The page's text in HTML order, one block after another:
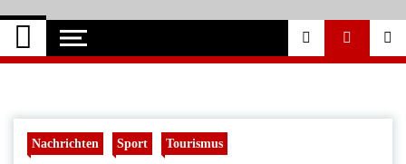
Schleswig Szene
Neuigkeiten und Nachrichten aus Schleswig
und Umgebung
Nachrichten Sport Tourismus